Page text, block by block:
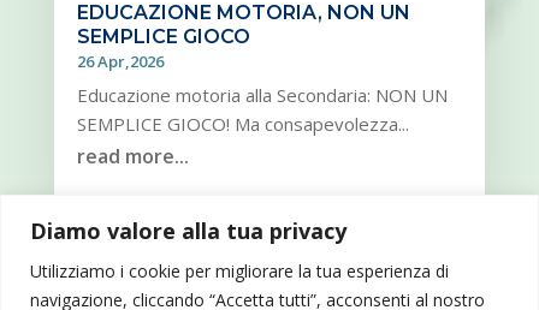
Diamo valore alla tua privacy
Utilizziamo i cookie per migliorare la tua esperienza di
navigazione, cliccando “Accetta tutti”, acconsenti al nostro
EDUCAZIONE MOTORIA, NON UN
SEMPLICE GIOCO
26 Apr,2026
Educazione motoria alla Secondaria: NON UN
SEMPLICE GIOCO! Ma consapevolezza...
read more...